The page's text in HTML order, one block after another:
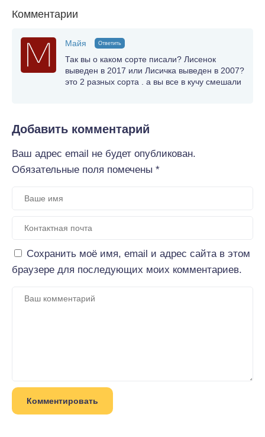
Комментарии
Майя Ответить
Так вы о каком сорте писали? Лисенок
выведен в 2017 или Лисичка выведен в 2007?
это 2 разных сорта . а вы все в кучу смешали
Добавить комментарий
Ваш адрес email не будет опубликован.
Обязательные поля помечены *
Сохранить моё имя, email и адрес сайта в этом
браузере для последующих моих комментариев.